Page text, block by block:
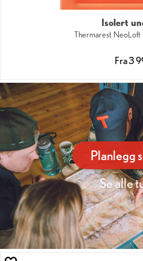
Isolert
Thermarest NeoLoft
Fra 3
Planlegg
Se alle